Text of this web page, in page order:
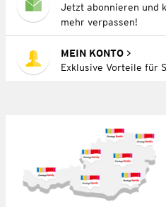
Jetzt abonnieren und
mehr verpassen!
MEIN KONTO
Exklusive Vorteile für